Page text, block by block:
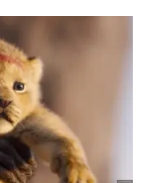
nessas
e o viço
pele madura
correta são
que você